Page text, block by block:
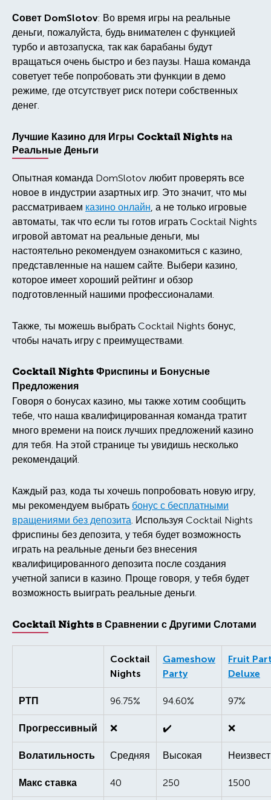
Совет DomSlotov: Во время игры на реальные
деньги, пожалуйста, будь внимателен с функцией
турбо и автозапуска, так как барабаны будут
вращаться очень быстро и без паузы. Наша команда
советует тебе попробовать эти функции в демо
режиме, где отсутствует риск потери собственных
денег.
Лучшие Казино для Игры Cocktail Nights на
Реальные Деньги
Опытная команда DomSlotov любит проверять все
новое в индустрии азартных игр. Это значит, что мы
рассматриваем казино онлайн , а не только игровые
автоматы, так что если ты готов играть Cocktail Nights
игровой автомат на реальные деньги, мы
настоятельно рекомендуем ознакомиться с казино,
представленные на нашем сайте. Выбери казино,
которое имеет хороший рейтинг и обзор
подготовленный нашими профессионалами.
Также, ты можешь выбрать Cocktail Nights бонус,
чтобы начать игру с преимуществами.
Cocktail Nights Фриспины и Бонусные
Предложения
Говоря о бонусах казино, мы также хотим сообщить
тебе, что наша квалифицированная команда тратит
много времени на поиск лучших предложений казино
для тебя. На этой странице ты увидишь несколько
рекомендаций.
Каждый раз, кода ты хочешь попробовать новую игру,
мы рекомендуем выбрать бонус с бесплатными
вращениями без депозита . Используя Cocktail Nights
фриспины без депозита, у тебя будет возможность
играть на реальные деньги без внесения
квалифицированного депозита после создания
учетной записи в казино. Проще говоря, у тебя будет
возможность выиграть реальные деньги.
Cocktail Nights в Сравнении с Другими Слотами
Cocktail
Nights
Gameshow
Party
Fruit
Deluxe
РТП 96.75% 94.60% 97%
Прогрессивный ❌ ✔️ ❌
Волатильность Средняя Высокая
Макс ставка 40 250 1500